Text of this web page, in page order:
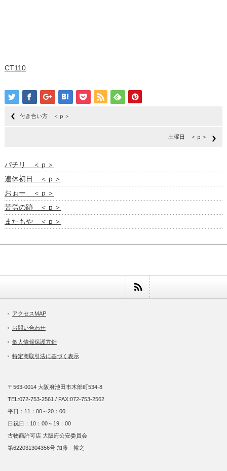
CT110
付き合い方 ＜ｐ＞
土曜日 ＜ｐ＞
パチリ ＜ｐ＞
連休初日 ＜ｐ＞
おぉー ＜ｐ＞
苦労の跡 ＜ｐ＞
またもや ＜ｐ＞
アクセスMAP
お問い合わせ
個人情報保護方針
特定商取引法に基づく表示
〒563-0014 大阪府池田市木部町534-8
TEL:072-753-2561 / FAX:072-753-2562
平日：11：00～20：00
日祝日：10：00～19：00
古物商許可店 大阪府公安委員会
第622031304356号 加藤 裕之